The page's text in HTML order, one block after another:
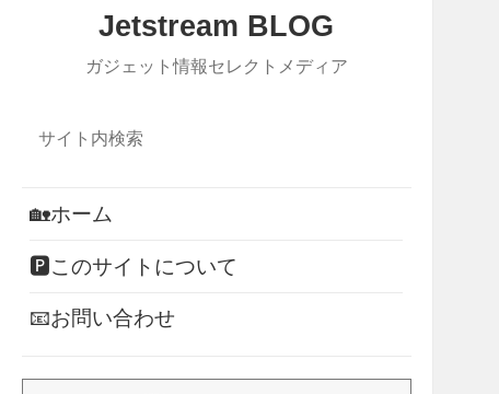
Jetstream BLOG
ガジェット情報セレクトメディア
🏡ホーム
🅿このサイトについて
📧お問い合わせ